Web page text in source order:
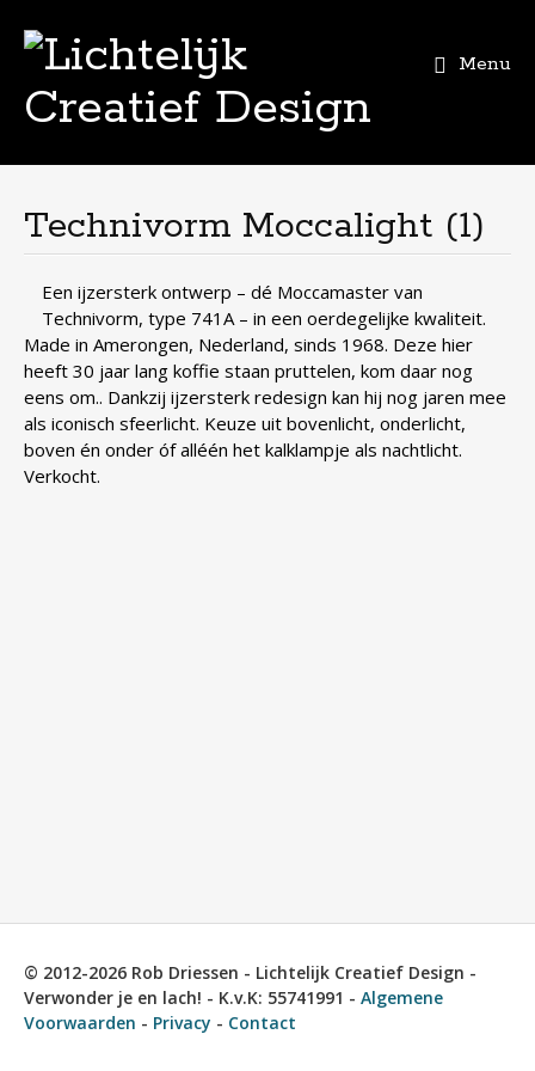
Menu
Technivorm Moccalight (1)
Een ijzersterk ontwerp – dé Moccamaster van
Technivorm, type 741A – in een oerdegelijke kwaliteit.
Made in Amerongen, Nederland, sinds 1968. Deze hier
heeft 30 jaar lang koffie staan pruttelen, kom daar nog
eens om.. Dankzij ijzersterk redesign kan hij nog jaren mee
als iconisch sfeerlicht. Keuze uit bovenlicht, onderlicht,
boven én onder óf alléén het kalklampje als nachtlicht.
Verkocht.
© 2012-2026 Rob Driessen - Lichtelijk Creatief Design -
Verwonder je en lach! - K.v.K: 55741991 - Algemene
Voorwaarden - Privacy - Contact